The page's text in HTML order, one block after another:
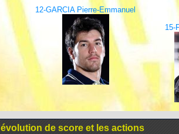
12-GARCIA Pierre-Emmanuel
15-
de score et les actions